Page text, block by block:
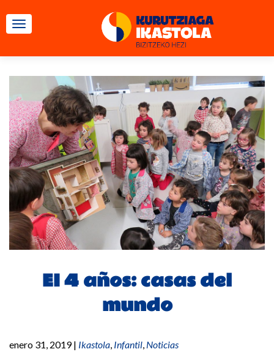
CAMBIAR NAVEGACIÓN
EI 4 años: casas del
mundo
enero 31, 2019| Ikastola, Infantil, Noticias